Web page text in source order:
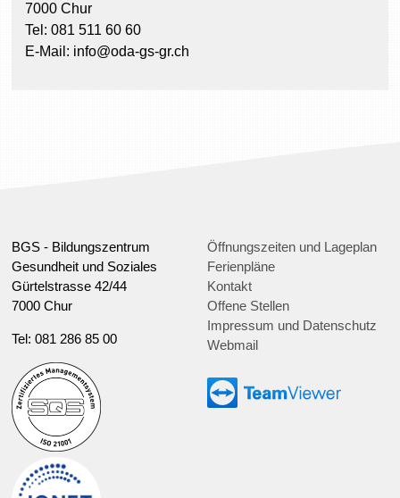
7000 Chur
Tel: 081 511 60 60
E-Mail: info@oda-gs-gr.ch
BGS - Bildungszentrum
Gesundheit und Soziales
Gürtelstrasse 42/44
7000 Chur
Tel: 081 286 85 00
Öffnungszeiten und Lageplan
Ferienpläne
Kontakt
Offene Stellen
Impressum und Datenschutz
Webmail